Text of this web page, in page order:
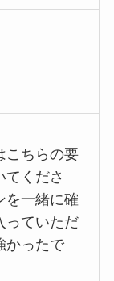
こちらの要
てくださ
を一緒に確
っていただ
かったで